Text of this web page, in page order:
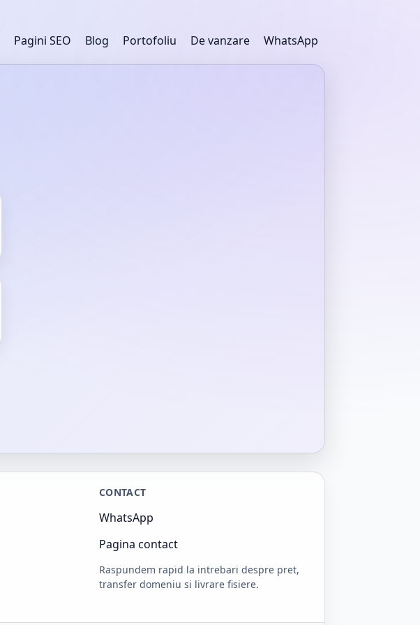
Pagini SEO Blog Portofoliu De vanzare WhatsApp
CONTACT
WhatsApp
Pagina contact
Raspundem rapid la intrebari despre pret,
transfer domeniu si livrare fisiere.